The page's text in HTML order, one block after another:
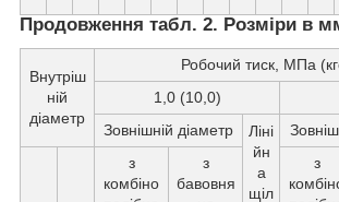
Продовження табл. 2. Розміри в
Внутріш
ній
діаметр
Робочий тиск, МПа
1,0 (10,0)
Зовнішній діаметр
Ліні
йн
а
щіл
з
комбіно
з
бавовня
з